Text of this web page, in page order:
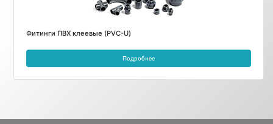
Фитинги ПВХ клеевые (PVC-U)
Подробнее